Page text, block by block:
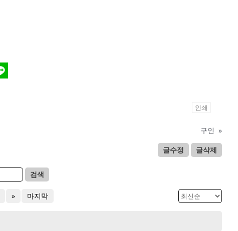
인쇄
구인 »
글수정 글삭제
검색
» 마지막